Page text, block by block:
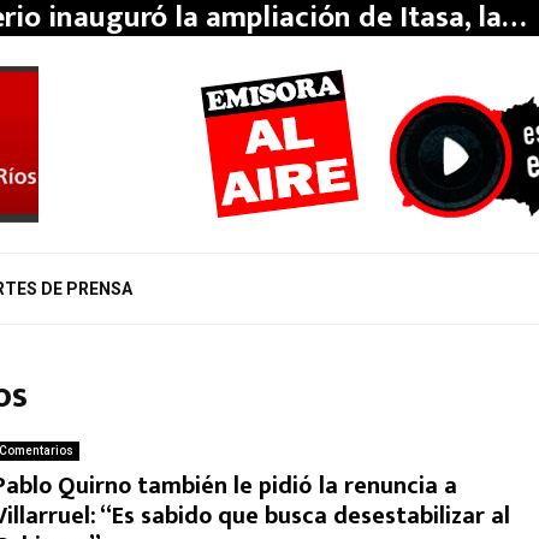
inauguró la ampliación de Itasa, la…
DE PRENSA
Comentarios
Quirno también le pidió la renuncia a
“Es sabido que busca desestabilizar al